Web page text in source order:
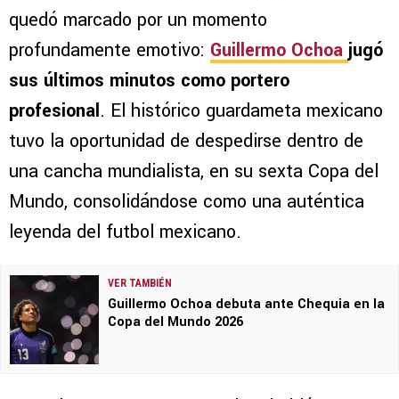
quedó marcado por un momento
profundamente emotivo: Guillermo Ochoa jugó
sus últimos minutos como portero
profesional. El histórico guardameta mexicano
tuvo la oportunidad de despedirse dentro de
una cancha mundialista, en su sexta Copa del
Mundo, consolidándose como una auténtica
leyenda del futbol mexicano.
VER TAMBIÉN
Guillermo Ochoa debuta ante Chequia en la
Copa del Mundo 2026